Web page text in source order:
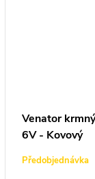
Venator
6V - Kovový
Předobjednávka